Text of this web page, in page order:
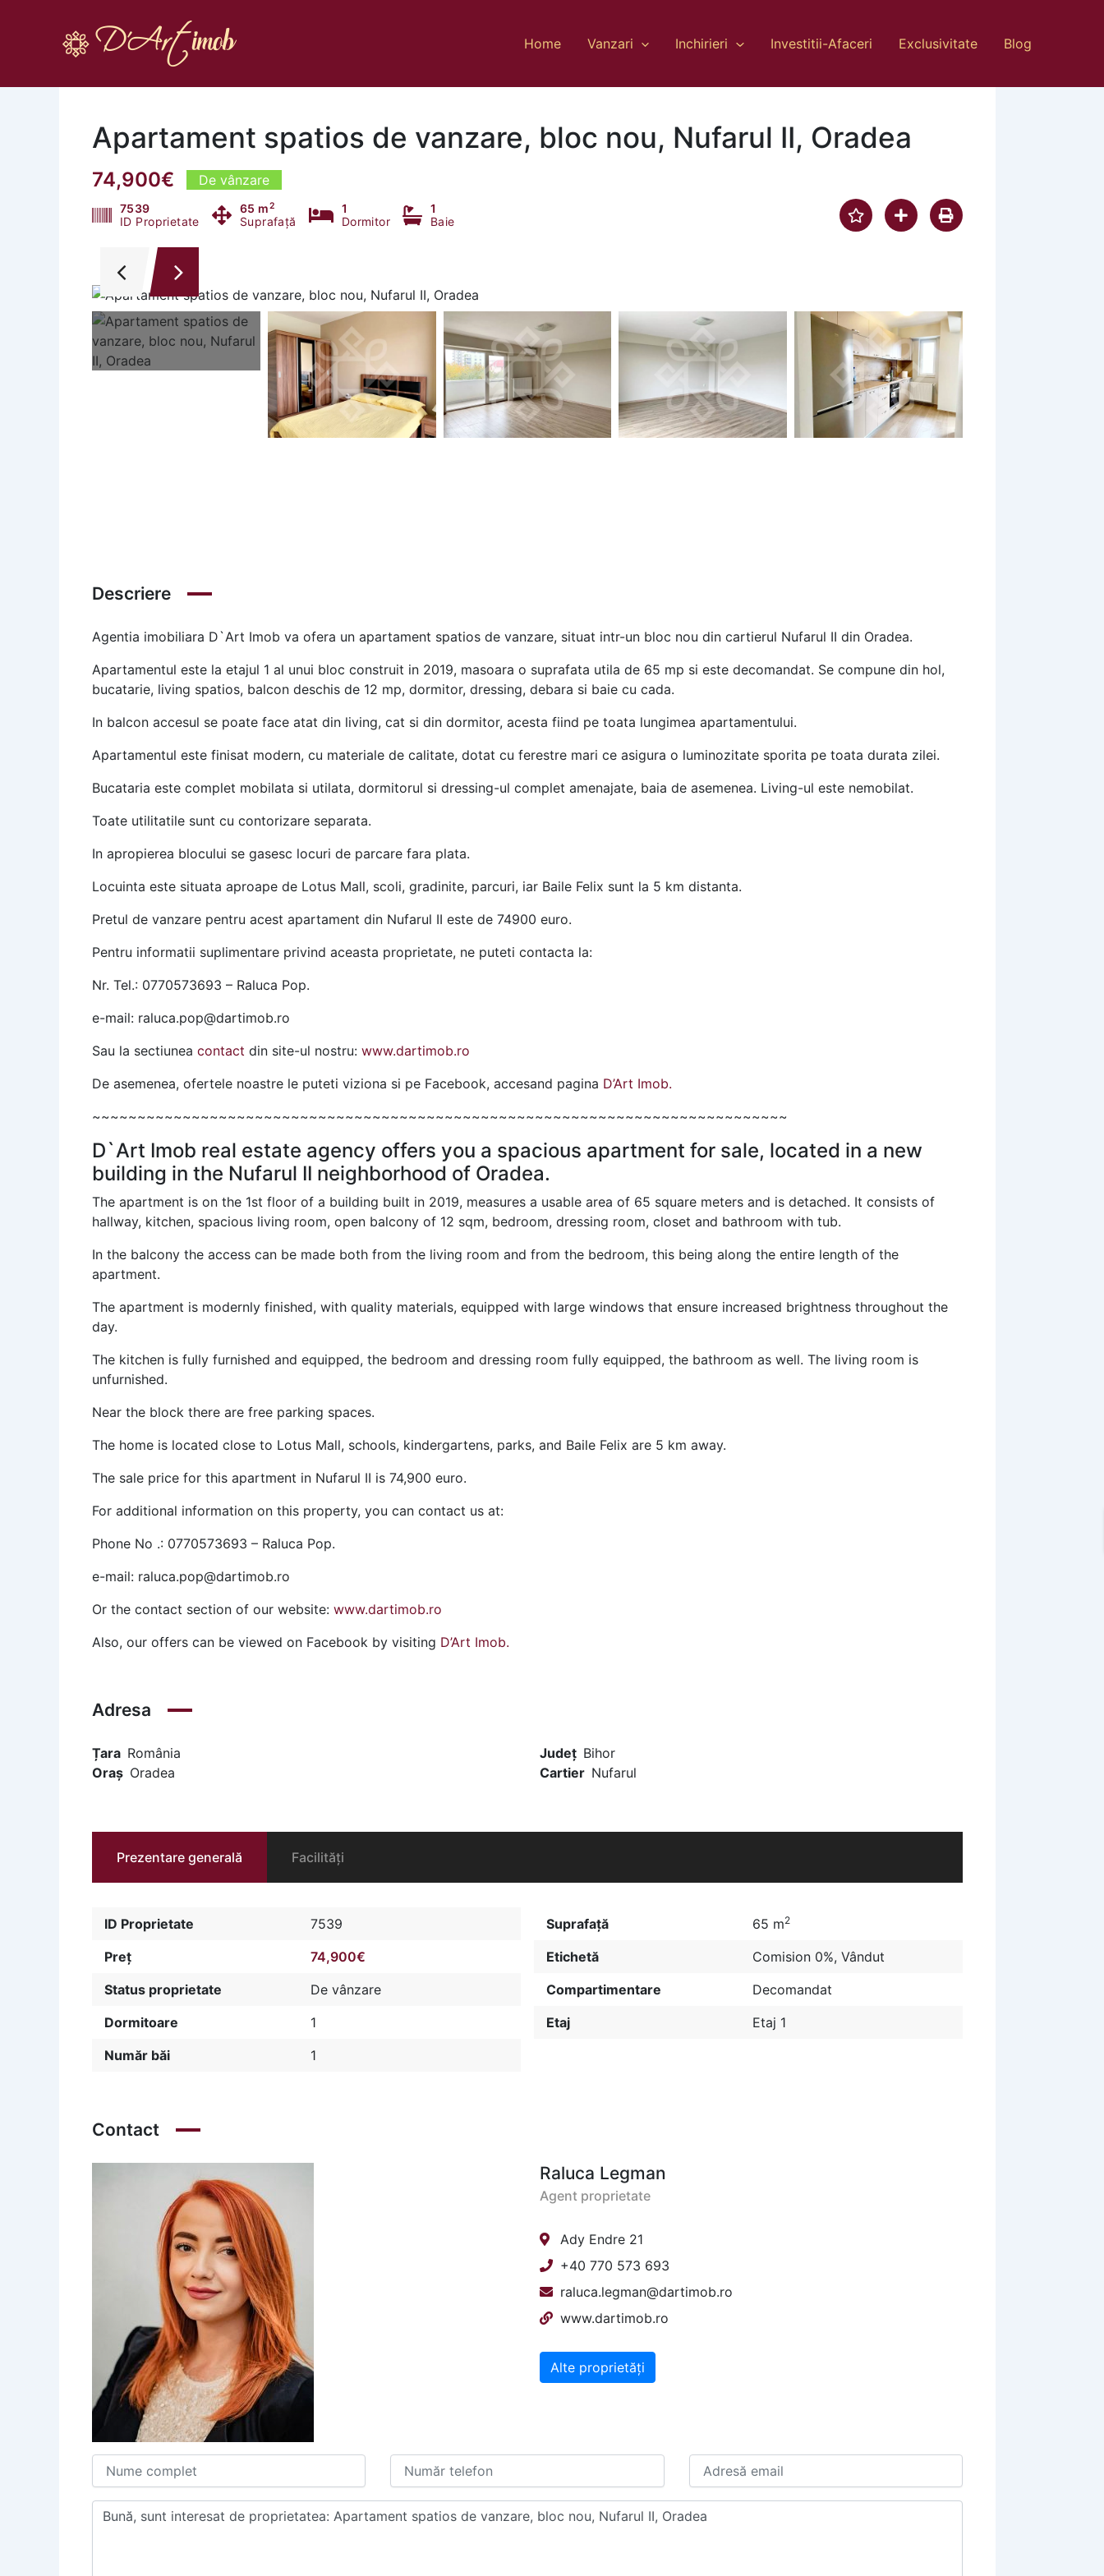
Home Vanzari Inchirieri Investitii-Afaceri Exclusivitate Blog
Apartament spatios de vanzare, bloc nou, Nufarul II, Oradea
74,900€ De vânzare
7539
ID Proprietate
65 m2
Suprafață
1
Dormitor
1
Baie
Descriere
Agentia imobiliara D`Art Imob va ofera un apartament spatios de vanzare, situat intr-un bloc nou din cartierul Nufarul II din Oradea.
Apartamentul este la etajul 1 al unui bloc construit in 2019, masoara o suprafata utila de 65 mp si este decomandat. Se compune din hol,
bucatarie, living spatios, balcon deschis de 12 mp, dormitor, dressing, debara si baie cu cada.
In balcon accesul se poate face atat din living, cat si din dormitor, acesta fiind pe toata lungimea apartamentului.
Apartamentul este finisat modern, cu materiale de calitate, dotat cu ferestre mari ce asigura o luminozitate sporita pe toata durata zilei.
Bucataria este complet mobilata si utilata, dormitorul si dressing-ul complet amenajate, baia de asemenea. Living-ul este nemobilat.
Toate utilitatile sunt cu contorizare separata.
In apropierea blocului se gasesc locuri de parcare fara plata.
Locuinta este situata aproape de Lotus Mall, scoli, gradinite, parcuri, iar Baile Felix sunt la 5 km distanta.
Pretul de vanzare pentru acest apartament din Nufarul II este de 74900 euro.
Pentru informatii suplimentare privind aceasta proprietate, ne puteti contacta la:
Nr. Tel.: 0770573693 – Raluca Pop.
e-mail: raluca.pop@dartimob.ro
Sau la sectiunea contact din site-ul nostru: www.dartimob.ro
De asemenea, ofertele noastre le puteti viziona si pe Facebook, accesand pagina D’Art Imob.
~~~~~~~~~~~~~~~~~~~~~~~~~~~~~~~~~~~~~~~~~~~~~~~~~~~~~~~~~~~~~~~~~~~~~~~~~~~~~
D`Art Imob real estate agency offers you a spacious apartment for sale, located in a new
building in the Nufarul II neighborhood of Oradea.
The apartment is on the 1st floor of a building built in 2019, measures a usable area of ​​65 square meters and is detached. It consists of
hallway, kitchen, spacious living room, open balcony of 12 sqm, bedroom, dressing room, closet and bathroom with tub.
In the balcony the access can be made both from the living room and from the bedroom, this being along the entire length of the
apartment.
The apartment is modernly finished, with quality materials, equipped with large windows that ensure increased brightness throughout the
day.
The kitchen is fully furnished and equipped, the bedroom and dressing room fully equipped, the bathroom as well. The living room is
unfurnished.
Near the block there are free parking spaces.
The home is located close to Lotus Mall, schools, kindergartens, parks, and Baile Felix are 5 km away.
The sale price for this apartment in Nufarul II is 74,900 euro.
For additional information on this property, you can contact us at:
Phone No .: 0770573693 – Raluca Pop.
e-mail: raluca.pop@dartimob.ro
Or the contact section of our website: www.dartimob.ro
Also, our offers can be viewed on Facebook by visiting D’Art Imob.
Adresa
Țara România Județ Bihor
Oraș Oradea Cartier Nufarul
Prezentare generală Facilități
ID Proprietate
7539
Preț
74,900€
Status proprietate
De vânzare
Dormitoare
1
Număr băi
1
Suprafață 65 m2
Etichetă Comision 0%, Vândut
Compartimentare
Decomandat
Etaj
Etaj 1
Contact
Raluca Legman
Agent proprietate
Ady Endre 21
+40 770 573 693
raluca.legman@dartimob.ro
www.dartimob.ro
Alte proprietăți